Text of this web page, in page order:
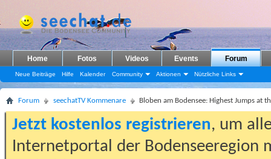
Home Fotos Videos Events Forum
Neue Beiträge Hilfe Kalender Community Aktionen Nützliche Links
Forum seechatTV Kommenare Bloben am Bodensee: Highest Jumps at
Jetzt kostenlos registrieren, um
Internetportal der Bodenseeregion